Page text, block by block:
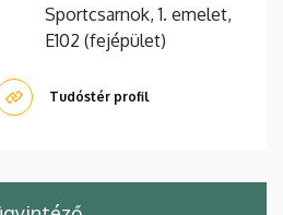
Sportcsarnok, 1. emelet,
E102 (fejépület)
Tudóstér profil